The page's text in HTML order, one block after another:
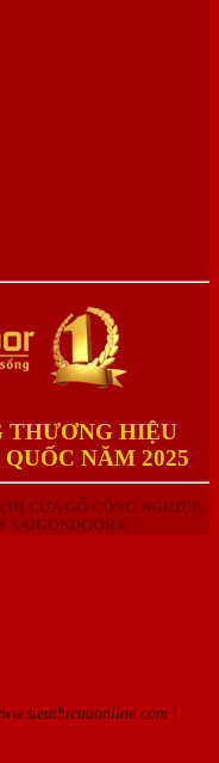
THƯƠNG HIỆU
NĂM 2025
CỬA GỖ CÔNG NGHIỆP,
SAIGONDOOR®
|